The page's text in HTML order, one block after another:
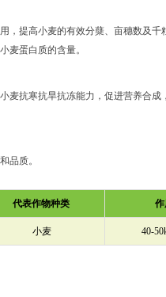
，提高小麦的有效分蘖、亩穗数及千
麦蛋白质的含量。
麦抗寒抗旱抗冻能力，促进营养合成
品质。
代表作物种类
小麦 40-